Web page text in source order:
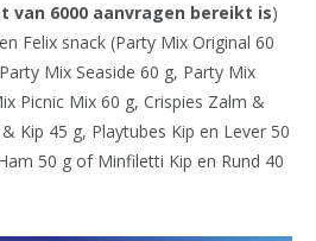
van 6000 aanvragen bereikt is)
Felix snack (Party Mix Original 60
Mix Seaside 60 g, Party Mix
Picnic Mix 60 g, Crispies Zalm &
Kip 45 g, Playtubes Kip en Lever 50
50 g of Minfiletti Kip en Rund 40